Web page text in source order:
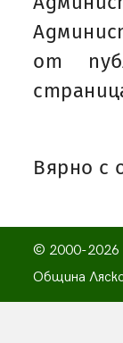
от
Вярно с
© 2000-2026
Община